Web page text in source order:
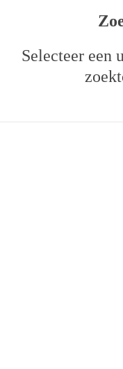
Selecteer
je